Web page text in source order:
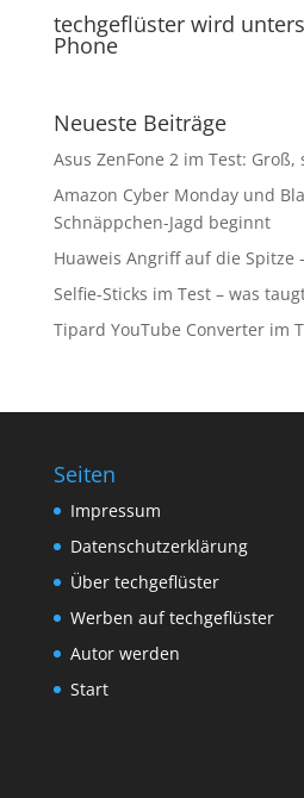
techgeflüster wird
Phone
Neueste Beiträge
Asus ZenFone 2 im Test:
Amazon Cyber Monday und
Schnäppchen-Jagd beginnt
Huaweis Angriff auf die Spitze
Selfie-Sticks im Test – was
Tipard YouTube Converter im
Seiten
Impressum
Datenschutzerklärung
Über techgeflüster
Werben auf techgeflüster
Autor werden
Start